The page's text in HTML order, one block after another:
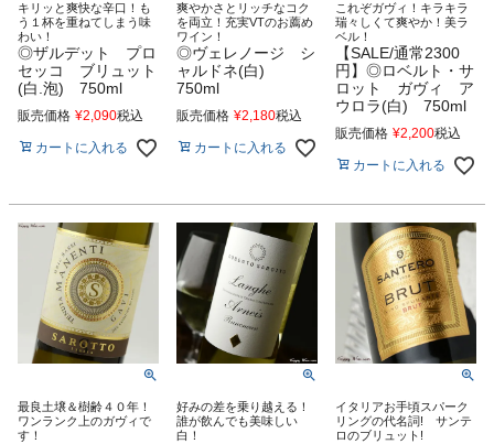
キリッと爽快な辛口！も
う１杯を重ねてしまう味
わい！
◎ザルデット プロ
セッコ ブリュット
(白.泡) 750ml
販売価格 ¥2,090税込
カートに入れる
爽やかさとリッチなコク
を両立！充実VTのお薦め
ワイン！
◎ヴェレノージ シ
ャルドネ(白)
750ml
販売価格 ¥2,180税込
カートに入れる
これぞガヴィ！キラキラ
瑞々しくて爽やか！美ラ
ベル！
【SALE/通常2300
円】◎ロベルト・サ
ロット ガヴィ ア
ウロラ(白) 750ml
販売価格 ¥2,200税込
カートに入れる
最良土壌＆樹齢４０年！
ワンランク上のガヴィで
す！
好みの差を乗り越える！
誰が飲んでも美味しい
白！
イタリアお手頃スパーク
リングの代名詞! サンテ
ロのブリュット!